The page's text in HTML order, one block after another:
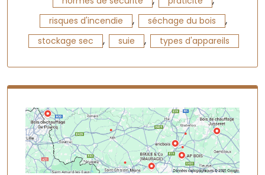
risques d'incendie , séchage du bois ,
stockage sec , suie , types d'appareils